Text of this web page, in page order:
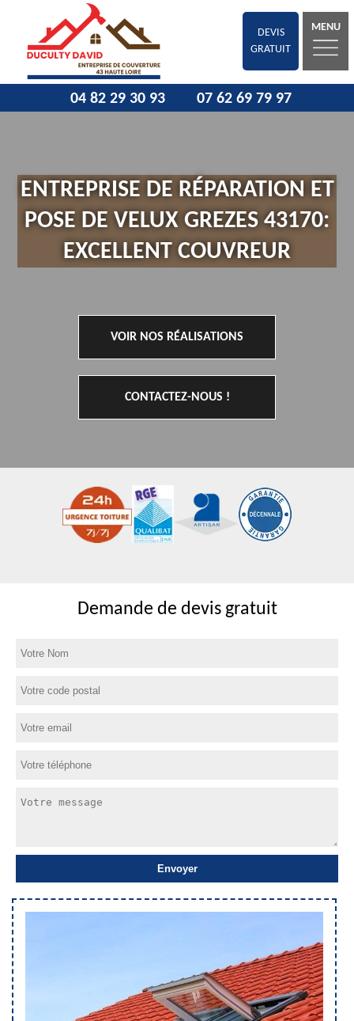
DEVIS
GRATUIT
MENU
04 82 29 30 93 07 62 69 79 97
ENTREPRISE DE RÉPARATION ET
POSE DE VELUX GREZES 43170:
EXCELLENT COUVREUR
VOIR NOS RÉALISATIONS
CONTACTEZ-NOUS !
Demande de devis gratuit